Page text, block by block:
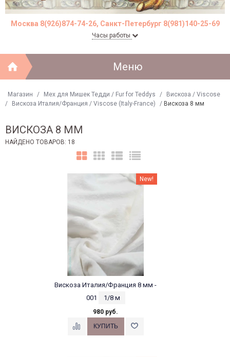
Москва 8(926)874-74-26, Санкт-Петербург 8(981)140-25-69
Часы работы
Меню
Магазин / Мех для Мишек Тедди / Fur for Teddys /
Вискоза / Viscose
/
Вискоза Италия/Франция / Viscose (Italy-France) / Вискоза 8 мм
ВИСКОЗА 8 ММ
НАЙДЕНО ТОВАРОВ: 18
New!
Вискоза Италия/Франция 8 мм -
001
1/8 м
980 руб.